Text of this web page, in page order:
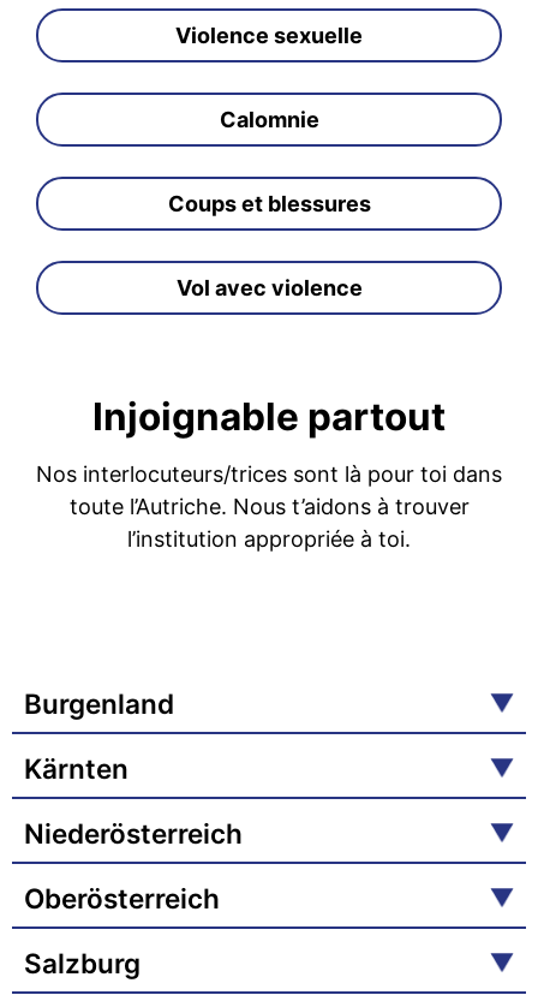
Violence sexuelle
Calomnie
Coups et blessures
Vol avec violence
Injoignable partout
Nos interlocuteurs/trices sont là pour toi dans
toute l’Autriche. Nous t’aidons à trouver
l’institution appropriée à toi.
Burgenland
Kärnten
Niederösterreich
Oberösterreich
Salzburg